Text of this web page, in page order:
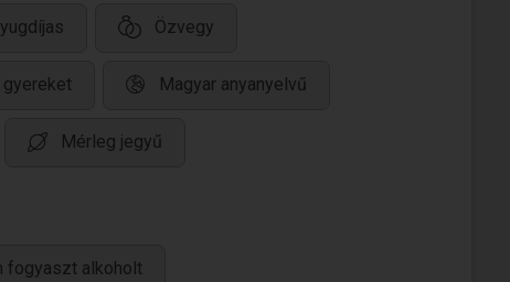
Özvegy
gyereket Magyar anyanyelvű
Mérleg jegyű
fogyaszt alkoholt